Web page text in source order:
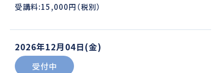
受講料:15,000円（税別）
2026年12月04日(金)
受付中